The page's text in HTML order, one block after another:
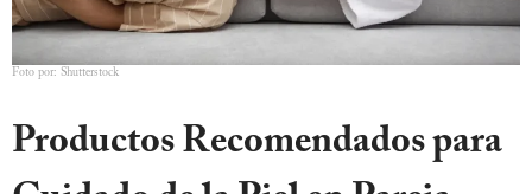
Foto por: Shutterstock
Productos Recomendados para